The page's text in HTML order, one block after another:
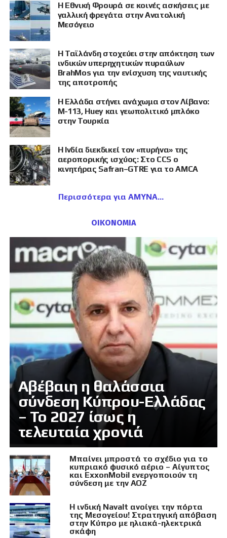
Η Εθνική Φρουρά σε κοινές ασκήσεις με
γαλλική φρεγάτα στην Ανατολική
Μεσόγειο
Η Ταϊλάνδη στοχεύει στην απόκτηση των
ινδικών υπερηχητικών πυραύλων
BrahMos για την ενίσχυση της ναυτικής
της αποτροπής
Η Ελλάδα στήνει ανάχωμα στον Λίβανο:
M-113, Huey και γεωπολιτικό μπλόκο
στην Τουρκία
Η Ινδία διεκδικεί τον «πυρήνα» της
αεροπορικής ισχύος: Στο CCS ο
κινητήρας Safran–GTRE για το AMCA
Περισσότερα για ΑΜΥΝΑ
ΟΙΚΟΝΟΜΙΑ
Αβέβαιη η θαλάσσια
σύνδεση Κύπρου-Ελλάδας
– Το 2027 ίσως η
τελευταία χρονιά
Μπαίνει μπροστά το σχέδιο για το
κυπριακό φυσικό αέριο – Αίγυπτος
και ExxonMobil ενεργοποιούν τη
σύνδεση με την ΑΟΖ
Η ινδική Navalt ανοίγει την πόρτα
της Μεσογείου! Στρατηγική απόβαση
στην Κύπρο με ηλιακά-ηλεκτρικά
σκάφη